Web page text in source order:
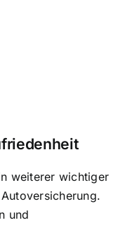
weiterer wichtiger
und